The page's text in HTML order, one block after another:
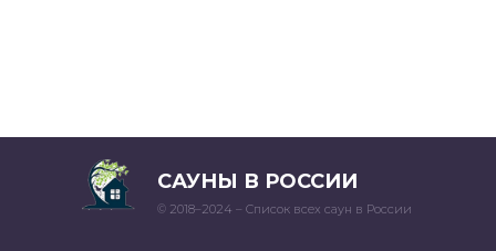
САУНЫ В РОССИИ
© 2018–2024 – Список всех саун в России